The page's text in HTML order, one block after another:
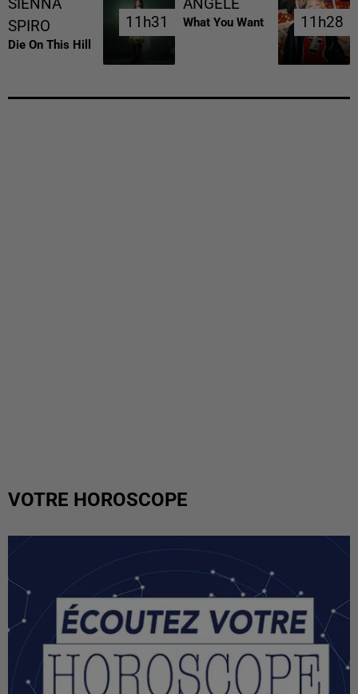
SIENNA
SPIRO
Die On This Hill
11h31
11h31
ANGELE
What You Want 11h28
11h28
VOTRE HOROSCOPE